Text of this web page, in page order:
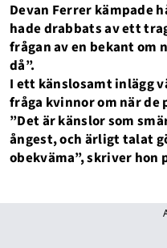
Devan Ferrer kämpade
hade drabbats av ett
frågan av en bekant om
då”.
I ett känslosamt inlägg
fråga kvinnor om när
”Det är känslor som
ångest, och ärligt talat
obekväma”, skriver hon